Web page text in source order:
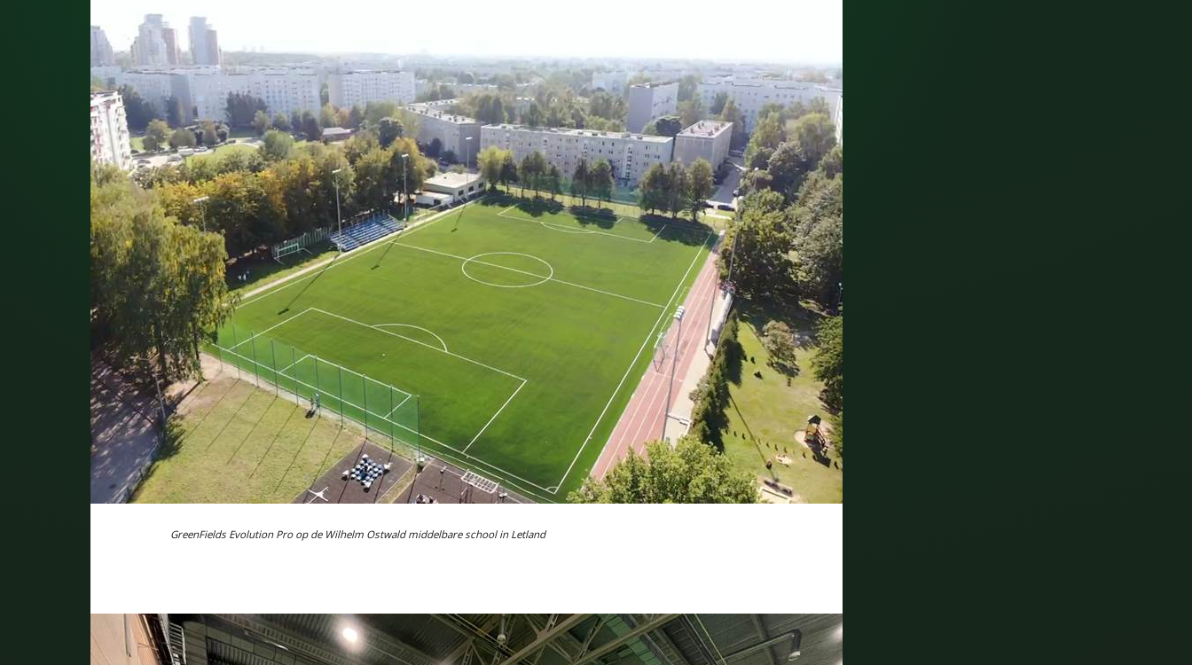
GreenFields Evolution Pro op de Wilhelm Ostwald middelbare school in Letland